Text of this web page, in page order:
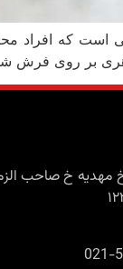
که افراد
بر روی فرش
مهدیه خ صاحب
021-